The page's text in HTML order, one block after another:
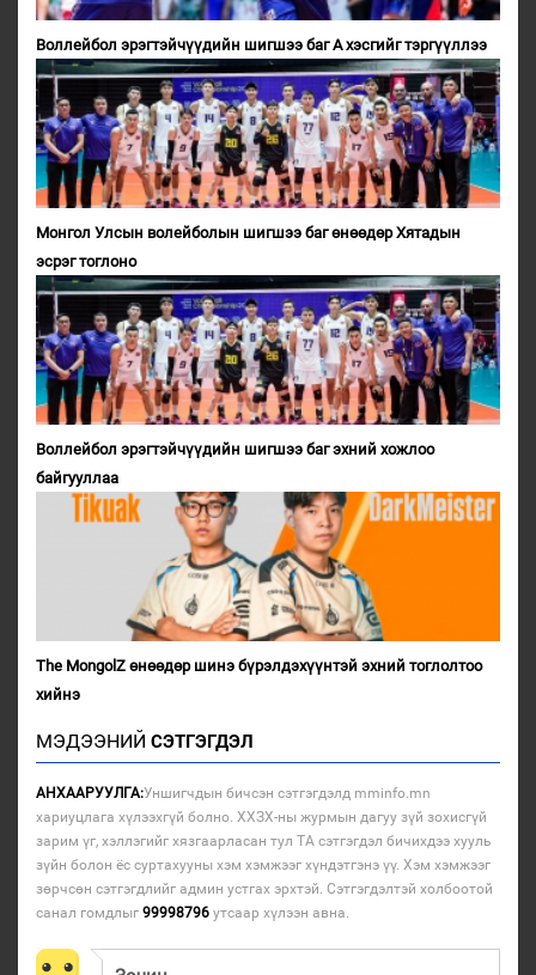
Воллейбол эрэгтэйчүүдийн шигшээ баг А хэсгийг тэргүүллээ
Монгол Улсын волейболын шигшээ баг өнөөдөр Хятадын
эсрэг тоглоно
Воллейбол эрэгтэйчүүдийн шигшээ баг эхний хожлоо
байгууллаа
The MongolZ өнөөдөр шинэ бүрэлдэхүүнтэй эхний тоглолтоо
хийнэ
МЭДЭЭНИЙ СЭТГЭГДЭЛ
АНХААРУУЛГА:Уншигчдын бичсэн сэтгэгдэлд mminfo.mn
хариуцлага хүлээхгүй болно. ХХЗХ-ны журмын дагуу зүй зохисгүй
зарим үг, хэллэгийг хязгаарласан тул ТА сэтгэгдэл бичихдээ хууль
зүйн болон ёс суртахууны хэм хэмжээг хүндэтгэнэ үү. Хэм хэмжээг
зөрчсөн сэтгэгдлийг админ устгах эрхтэй. Сэтгэгдэлтэй холбоотой
санал гомдлыг 99998796 утсаар хүлээн авна.